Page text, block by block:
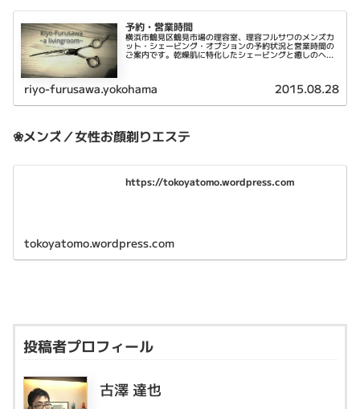
予約・営業時間
横浜市鶴見区鶴見市場の理容室、理容フルサワのメンズカ
ット・シェービング・オプションの予約状況と営業時間の
ご案内です。乾燥肌に特化したシェービングと癒しのヘッ
riyo-furusawa.yokohama 2015.08.28
❀メンズ／女性お顔剃りエステ
https://tokoyatomo.wordpress.com
tokoyatomo.wordpress.com
投稿者プロフィール
古澤 達也